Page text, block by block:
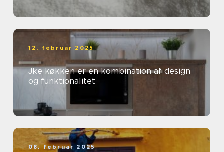
12. februar 2025
Jke køkken er en kombination af design
og funktionalitet
08. februar 2025